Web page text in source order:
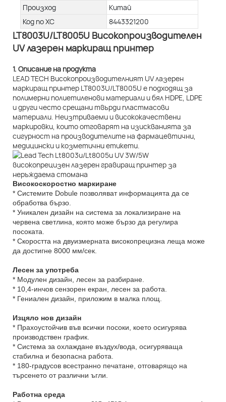
Произход
Китай
Код по ХС
8443321200
LT8003U/LT8005U Високопроизводителен
UV лазерен маркиращ принтер
1. Описание на продукта
LEAD TECH Високопроизводителният UV лазерен
маркиращ принтер LT8003U/LT8005U е подходящ за
полимерни полиетиленови материали и бял HDPE, LDPE
и други често срещани твърди пластмасови
материали. Неизтриваеми и висококачествени
маркировки, които отговарят на изискванията за
сигурност на производителите на фармацевтични,
медицински и козметични етикети.
Високоскоростно маркиране
* Системите Dobule позволяват информацията да се
обработва бързо.
* Уникален дизайн на система за локализиране на
червена светлина, която може бързо да регулира
посоката.
* Скоростта на двуизмерната високопрецизна леща може
да достигне 8000 мм/сек.
Лесен за употреба
* Модулен дизайн, лесен за разбиране.
* 10,4-инчов сензорен екран, лесен за работа.
* Гениален дизайн, приложим в малка площ.
Изцяло нов дизайн
* Прахоустойчив във всички посоки, което осигурява
производствен график.
* Система за охлаждане въздух/вода, осигуряваща
стабилна и безопасна работа.
* 180-градусов всестранно печатане, отговарящо на
търсенето от различни ъгли.
Работна среда